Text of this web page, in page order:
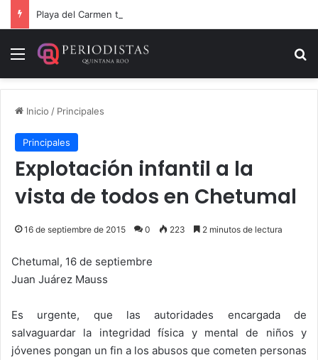
Menú
Inicio / Principales
Principales
Explotación infantil a la
vista de todos en Chetumal
16 de septiembre de 2015 0 223 2 minutos de lectura
Chetumal, 16 de septiembre
Juan Juárez Mauss
Es urgente, que las autoridades encargada de
salvaguardar la integridad física y mental de niños y
jóvenes pongan un fin a los abusos que cometen personas